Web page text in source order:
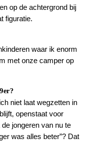
op de achtergrond bij
figuratie.
waar ik enorm
met onze camper op
niet laat wegzetten in
openstaat voor
jongeren van nu te
was alles beter”? Dat